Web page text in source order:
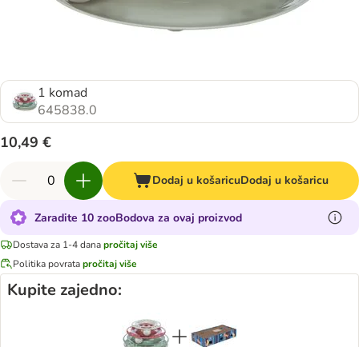
1 komad
645838.0
10,49 €
Dodaj u košaricuDodaj u košaricu
Zaradite 10 zooBodova za ovaj proizvod
Dostava za 1-4 danapročitaj više
Politika povratapročitaj više
Kupite zajedno: